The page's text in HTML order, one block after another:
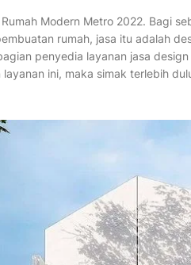
Modern Metro 2022. Bagi
rumah, jasa itu adalah
penyedia layanan jasa
layanan ini, maka simak terlebih